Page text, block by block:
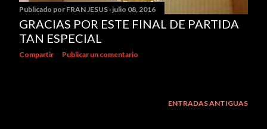
Publicado por FRAN JESUS julio 08, 2016
GRACIAS POR ESTE FINAL DE PARTIDA
TAN ESPECIAL
Compartir Publicar un comentario
ENTRADAS ANTIGUAS